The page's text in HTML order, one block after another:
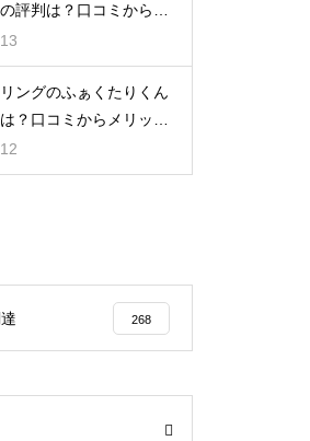
評判は？口コミから検
ングのふぁくたりくん
？口コミからメリット
268